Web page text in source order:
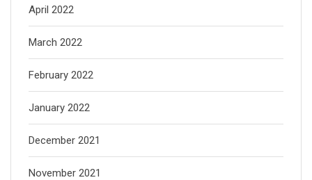
April 2022
March 2022
February 2022
January 2022
December 2021
November 2021